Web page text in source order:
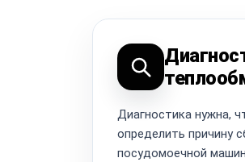
Диагностика нужна,
определить причину
посудомоечной